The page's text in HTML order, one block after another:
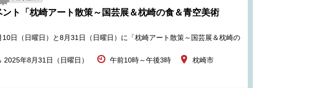
ト「枕崎アート散策～国芸展＆枕崎の食＆青空美術
日（日曜日）と8月31日（日曜日）に「枕崎アート散策～国芸展＆枕崎の
年8月31日（日曜日）
午前10時～午後3時
枕崎市